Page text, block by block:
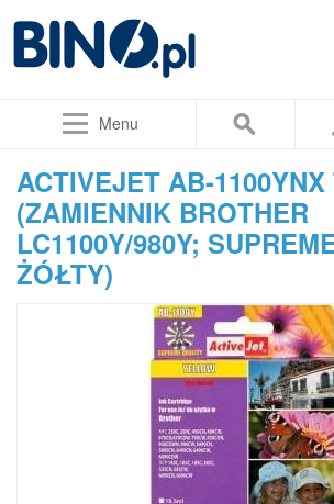
Menu
ACTIVEJET AB-1100YNX
(ZAMIENNIK BROTHER
LC1100Y/980Y;
ŻÓŁTY)